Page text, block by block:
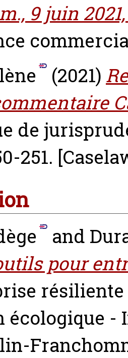
9 juin 2021,
(2021)
de
251.
and
pour
écologique